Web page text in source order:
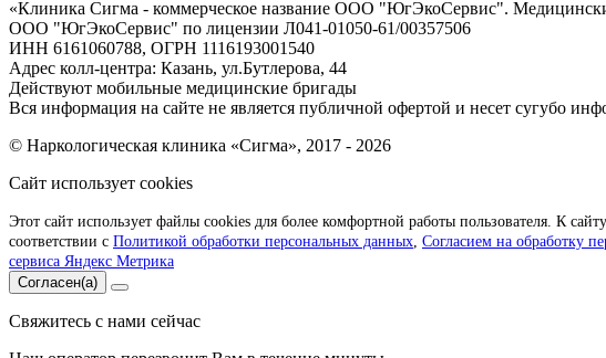
«Клиника Сигма - коммерческое название ООО "ЮгЭкоСервис".
ООО "ЮгЭкоСервис" по лицензии Л041-01050-61/00357506
ИНН 6161060788, ОГРН 1116193001540
Адрес колл-центра: Казань, ул.Бутлерова, 44
Действуют мобильные медицинские бригады
Вся информация на сайте не является публичной офертой и несет сугубо
© Наркологическая клиника «Сигма», 2017 - 2026
Сайт использует cookies
Этот сайт использует файлы cookies для более комфортной работы пользователя. К
соответствии с Политикой обработки персональных данных Согласием на обработку
сервиса Яндекс Метрика
Согласен(а)
Свяжитесь с нами сейчас